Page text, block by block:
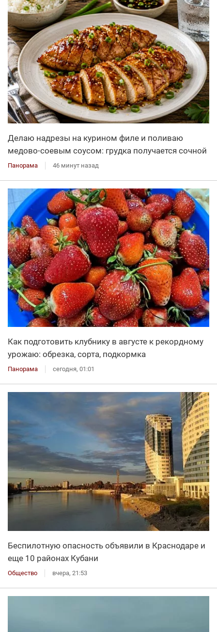
Делаю надрезы на курином филе и поливаю
медово-соевым соусом: грудка получается сочной
Панорама 46 минут назад
Как подготовить клубнику в августе к рекордному
урожаю: обрезка, сорта, подкормка
Панорама сегодня, 01:01
Беспилотную опасность объявили в Краснодаре и
еще 10 районах Кубани
Общество вчера, 21:53